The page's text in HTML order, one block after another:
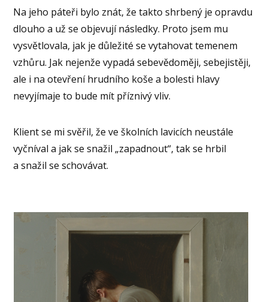
Na jeho páteři bylo znát, že takto shrbený je opravdu
dlouho a už se objevují následky. Proto jsem mu
vysvětlovala, jak je důležité se vytahovat temenem
vzhůru. Jak nejenže vypadá sebevědoměji, sebejistěji,
ale i na otevření hrudního koše a bolesti hlavy
nevyjímaje to bude mít příznivý vliv.
Klient se mi svěřil, že ve školních lavicích neustále
vyčníval a jak se snažil „zapadnout“, tak se hrbil
a snažil se schovávat.